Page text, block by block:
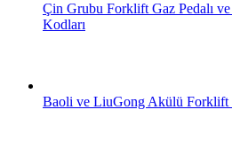
Çin Grubu Forklift Gaz Pedalı ve
Kodları
Baoli ve LiuGong Akülü Forklift